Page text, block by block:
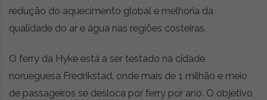
redução do aquecimento global e melhoria da
qualidade do ar e água nas regiões costeiras.
O ferry da Hyke está a ser testado na cidade
norueguesa Fredrikstad, onde mais de 1 milhão e meio
de passageiros se desloca por ferry por ano. O objetivo